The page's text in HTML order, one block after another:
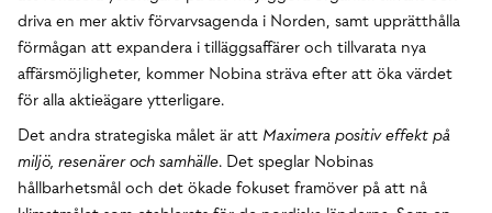
driva en mer aktiv förvarvsagenda i Norden, samt upprätthålla
förmågan att expandera i tilläggsaffärer och tillvarata nya
affärsmöjligheter, kommer Nobina sträva efter att öka värdet
för alla aktieägare ytterligare.
Det andra strategiska målet är att Maximera positiv effekt på
miljö, resenärer och samhälle. Det speglar Nobinas
hållbarhetsmål och det ökade fokuset framöver på att nå